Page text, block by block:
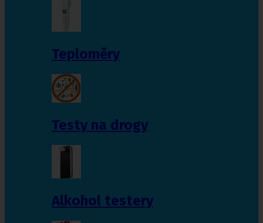
Teploměry
Testy na drogy
Alkohol testery